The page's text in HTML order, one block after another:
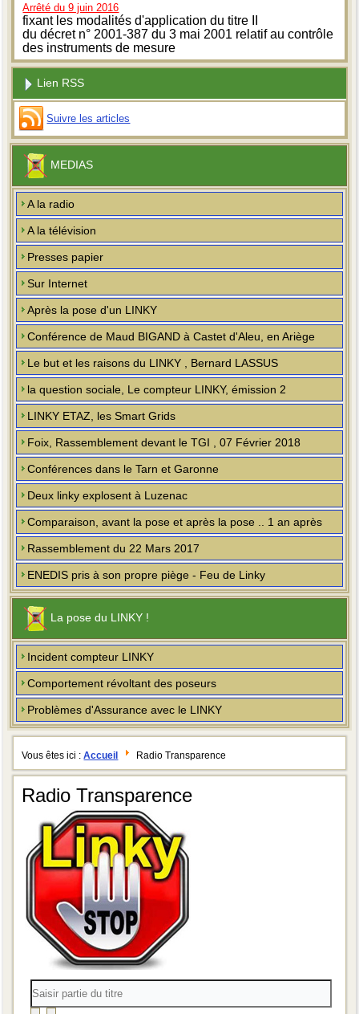
Arrêté du 9 juin 2016
fixant les modalités d'application du titre II
du décret n° 2001-387 du 3 mai 2001 relatif au contrôle
des instruments de mesure
Lien RSS
Suivre les articles
MEDIAS
A la radio
A la télévision
Presses papier
Sur Internet
Après la pose d'un LINKY
Conférence de Maud BIGAND à Castet d'Aleu, en Ariège
Le but et les raisons du LINKY , Bernard LASSUS
la question sociale, Le compteur LINKY, émission 2
LINKY ETAZ, les Smart Grids
Foix, Rassemblement devant le TGI , 07 Février 2018
Conférences dans le Tarn et Garonne
Deux linky explosent à Luzenac
Comparaison, avant la pose et après la pose .. 1 an après
Rassemblement du 22 Mars 2017
ENEDIS pris à son propre piège - Feu de Linky
La pose du LINKY !
Incident compteur LINKY
Comportement révoltant des poseurs
Problèmes d'Assurance avec le LINKY
Vous êtes ici :Accueil Radio Transparence
Radio Transparence
Saisir
partie
du